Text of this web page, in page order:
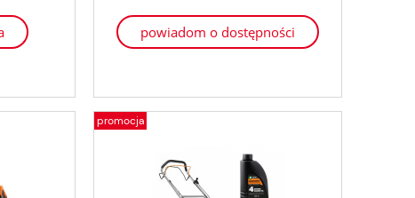
powiadom o dostępności
promocja